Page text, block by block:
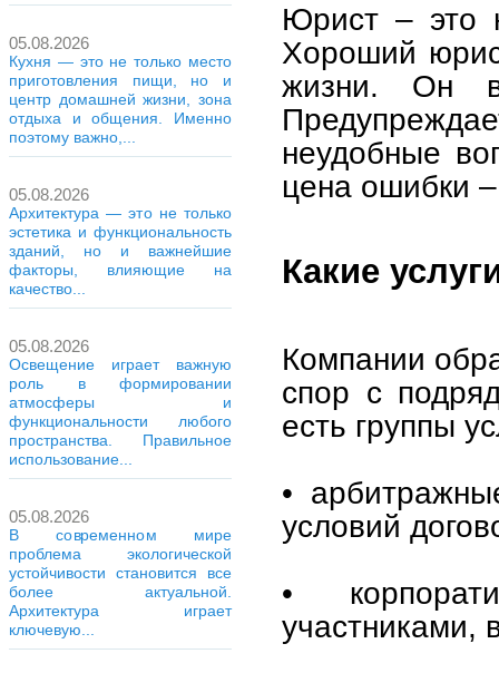
05.08.2026
Кухня — это не только место
приготовления пищи, но и
центр домашней жизни, зона
отдыха и общения. Именно
поэтому важно,...
05.08.2026
Архитектура — это не только
эстетика и функциональность
зданий, но и важнейшие
факторы, влияющие на
качество...
05.08.2026
Освещение играет важную
роль в формировании
атмосферы и
функциональности любого
пространства. Правильное
использование...
05.08.2026
В современном мире
проблема экологической
устойчивости становится все
более актуальной.
Архитектура играет
ключевую...
Юрист – это
Хороший
жизни. Он
неудобные
цена ошибки
Какие
Компании
спор с
есть группы
•
условий
•